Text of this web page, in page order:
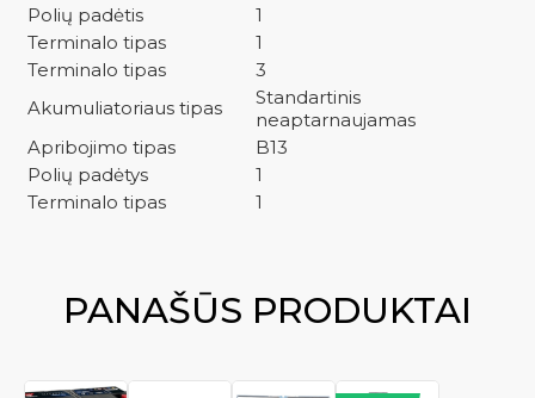
Polių padėtis
1
Terminalo tipas
1
Terminalo tipas
3
Akumuliatoriaus tipas
Standartinis
neaptarnaujamas
Apribojimo tipas
B13
Polių padėtys
1
Terminalo tipas
1
PANAŠŪS PRODUKTAI